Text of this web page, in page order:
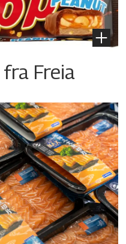
Freia